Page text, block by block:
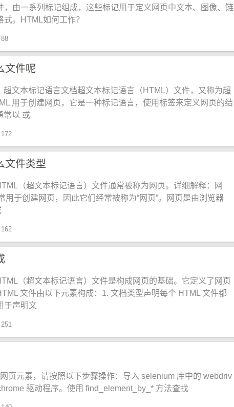
，由一系列标记组成，这些标记用于定义网页中文本、图像、链
。HTML如何工作？
88
文件呢
超文本标记语言文档超文本标记语言（HTML）文件，又称为超
用于创建网页，它是一种标记语言，使用标签来定义网页的结
常以 或
172
文件类型
（超文本标记语言）文件通常被称为网页。详细解释：网
用于创建网页，因此它们经常被称为“网页”。网页是由浏览器
162
（超文本标记语言）文件是构成网页的基础。它定义了网页
文件由以下元素构成：1. 文档类型声明每个 HTML 文件都
于声明文
251
页元素，请按照以下步骤操作：导入 selenium 库中的 webdriv
驱动程序。使用 find_element_by_* 方法查找